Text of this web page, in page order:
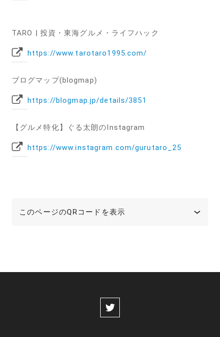
TARO | 投資・東海グルメ・ライフハック
https://www.tarotaro1995.com/
ブログマップ(blogmap)
https://blogmap.jp/details/3851
【グルメ特化】ぐる太朗のInstagram
https://www.instagram.com/gurutaro_25
このページのQRコードを表示